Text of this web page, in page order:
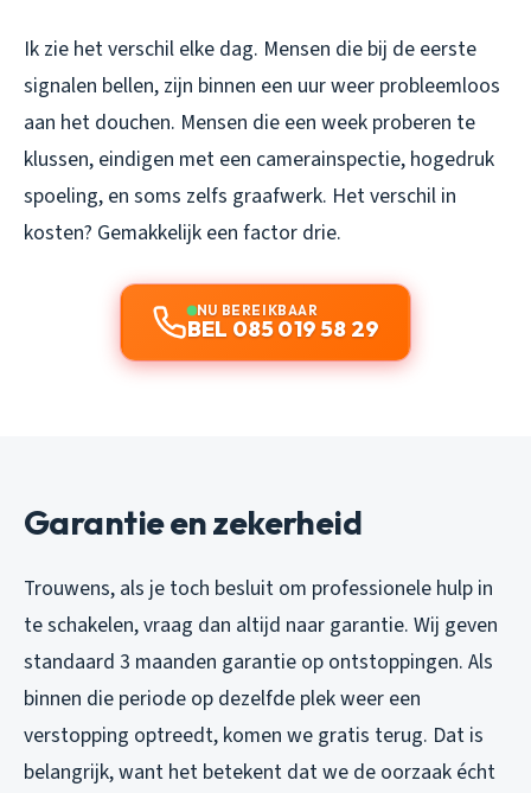
Ik zie het verschil elke dag. Mensen die bij de eerste
signalen bellen, zijn binnen een uur weer probleemloos
aan het douchen. Mensen die een week proberen te
klussen, eindigen met een camerainspectie, hogedruk
spoeling, en soms zelfs graafwerk. Het verschil in
kosten? Gemakkelijk een factor drie.
NU BEREIKBAAR
BEL 085 019 58 29
Garantie en zekerheid
Trouwens, als je toch besluit om professionele hulp in
te schakelen, vraag dan altijd naar garantie. Wij geven
standaard 3 maanden garantie op ontstoppingen. Als
binnen die periode op dezelfde plek weer een
verstopping optreedt, komen we gratis terug. Dat is
belangrijk, want het betekent dat we de oorzaak écht